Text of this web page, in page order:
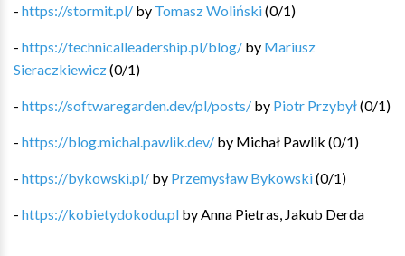
- https://stormit.pl/ by Tomasz Woliński(0/1)
- https://technicalleadership.pl/blog/ by Mariusz
Sieraczkiewicz(0/1)
- https://softwaregarden.dev/pl/posts/ by Piotr Przybył(0/1)
- https://blog.michal.pawlik.dev/ by Michał Pawlik (0/1)
- https://bykowski.pl/ by Przemysław Bykowski(0/1)
- https://kobietydokodu.pl by Anna Pietras, Jakub Derda